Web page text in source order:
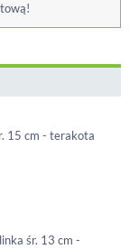
15 cm - terakota
śr. 13 cm -